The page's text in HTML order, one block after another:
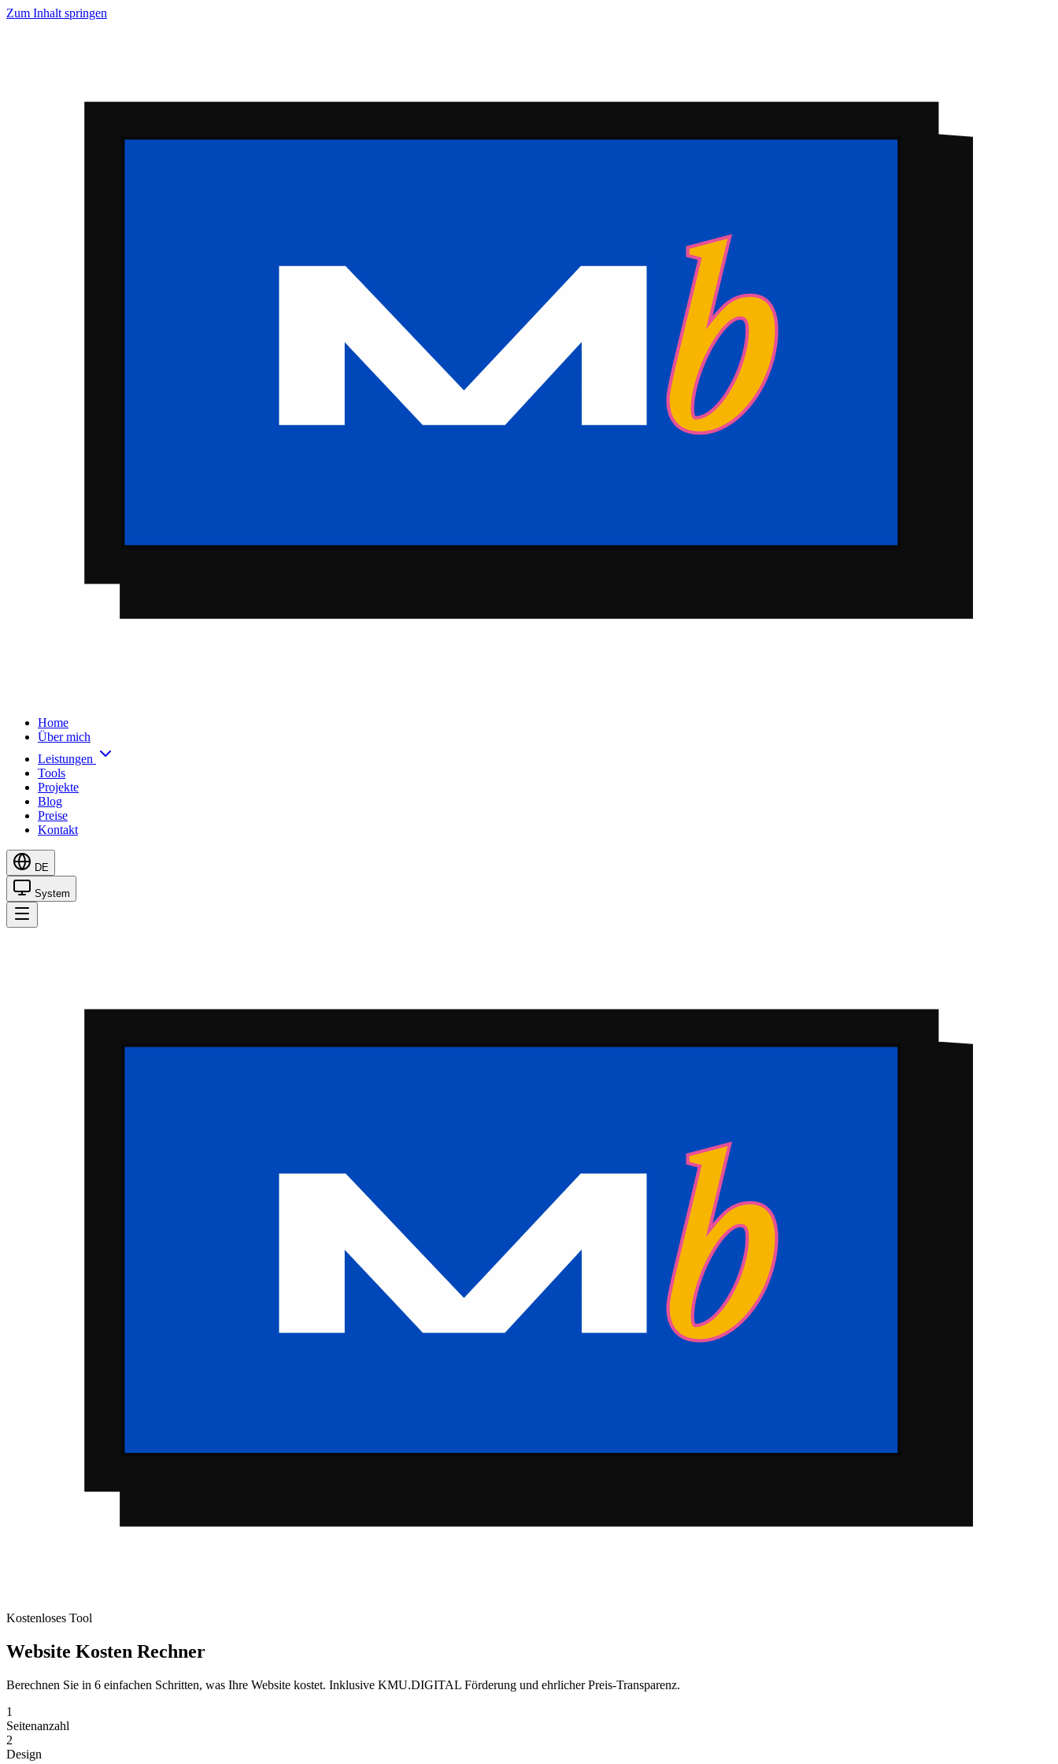
Zum Inhalt springen
Home
Über mich
Leistungen
Tools
Projekte
Blog
Preise
Kontakt
DE
System
Kostenloses Tool
Website Kosten Rechner
Berechnen Sie in 6 einfachen Schritten, was Ihre Website kostet. Inklusive KMU.DIGITAL Förderung und ehrlicher Preis-Transparenz.
1
Seitenanzahl
2
Design